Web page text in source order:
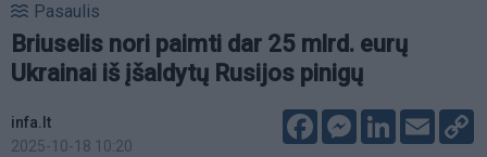
Pasaulis
Briuselis nori paimti dar 25 mlrd. eurų
Ukrainai iš įšaldytų Rusijos pinigų
infa.lt
2025-10-18 10:20
FacebookMessenger
LinkedIn
Email